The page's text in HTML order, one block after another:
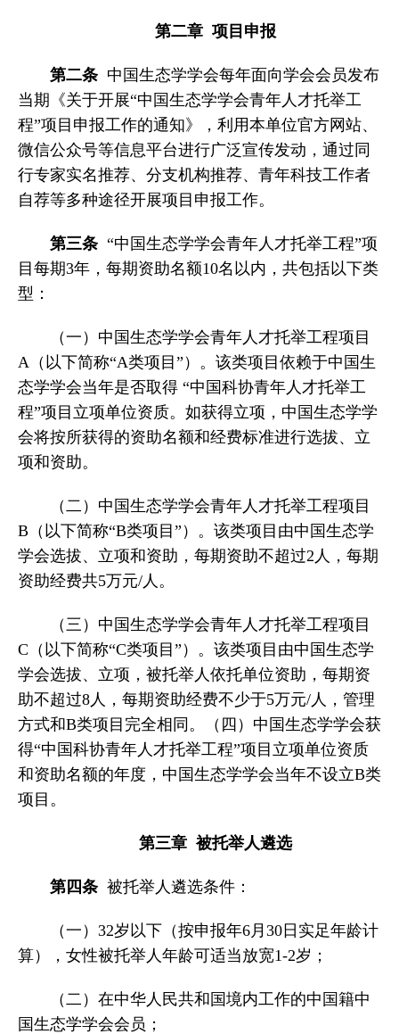
第二章 项目申报
第二条 中国生态学学会每年面向学会会员发布
当期《关于开展“中国生态学学会青年人才托举工
程”项目申报工作的通知》，利用本单位官方网站、
微信公众号等信息平台进行广泛宣传发动，通过同
行专家实名推荐、分支机构推荐、青年科技工作者
自荐等多种途径开展项目申报工作。
第三条 “中国生态学学会青年人才托举工程”项
目每期3年，每期资助名额10名以内，共包括以下类
型：
（一）中国生态学学会青年人才托举工程项目
A（以下简称“A类项目”）。该类项目依赖于中国生
态学学会当年是否取得 “中国科协青年人才托举工
程”项目立项单位资质。如获得立项，中国生态学学
会将按所获得的资助名额和经费标准进行选拔、立
项和资助。
（二）中国生态学学会青年人才托举工程项目
B（以下简称“B类项目”）。该类项目由中国生态学
学会选拔、立项和资助，每期资助不超过2人，每期
资助经费共5万元/人。
（三）中国生态学学会青年人才托举工程项目
C（以下简称“C类项目”）。该类项目由中国生态学
学会选拔、立项，被托举人依托单位资助，每期资
助不超过8人，每期资助经费不少于5万元/人，管理
方式和B类项目完全相同。（四）中国生态学学会获
得“中国科协青年人才托举工程”项目立项单位资质
和资助名额的年度，中国生态学学会当年不设立B类
项目。
第三章 被托举人遴选
第四条 被托举人遴选条件：
（一）32岁以下（按申报年6月30日实足年龄计
算），女性被托举人年龄可适当放宽1-2岁；
（二）在中华人民共和国境内工作的中国籍中
国生态学学会会员；